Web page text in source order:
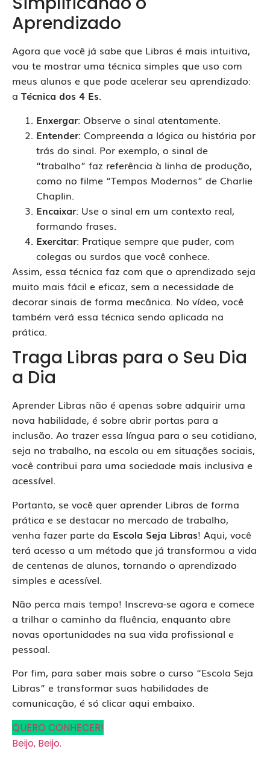
Aprendizado
Agora que você já sabe que Libras é mais intuitiva,
vou te mostrar uma técnica simples que uso com
meus alunos e que pode acelerar seu aprendizado:
a Técnica dos 4 Es.
Enxergar: Observe o sinal atentamente.
Entender: Compreenda a lógica ou história por
trás do sinal. Por exemplo, o sinal de
“trabalho” faz referência à linha de produção,
como no filme “Tempos Modernos” de Charlie
Chaplin.
Encaixar: Use o sinal em um contexto real,
formando frases.
Exercitar: Pratique sempre que puder, com
colegas ou surdos que você conhece.
Assim, essa técnica faz com que o aprendizado seja
muito mais fácil e eficaz, sem a necessidade de
decorar sinais de forma mecânica. No vídeo, você
também verá essa técnica sendo aplicada na
prática.
Traga Libras para o Seu Dia
a Dia
Aprender Libras não é apenas sobre adquirir uma
nova habilidade, é sobre abrir portas para a
inclusão. Ao trazer essa língua para o seu cotidiano,
seja no trabalho, na escola ou em situações sociais,
você contribui para uma sociedade mais inclusiva e
acessível.
Portanto, se você quer aprender Libras de forma
prática e se destacar no mercado de trabalho,
venha fazer parte da Escola Seja Libras! Aqui, você
terá acesso a um método que já transformou a vida
de centenas de alunos, tornando o aprendizado
simples e acessível.
Não perca mais tempo! Inscreva-se agora e comece
a trilhar o caminho da fluência, enquanto abre
novas oportunidades na sua vida profissional e
pessoal.
Por fim, para saber mais sobre o curso “Escola Seja
Libras” e transformar suas habilidades de
comunicação, é só clicar aqui embaixo.
QUERO CONHECER!
Beijo, Beijo.